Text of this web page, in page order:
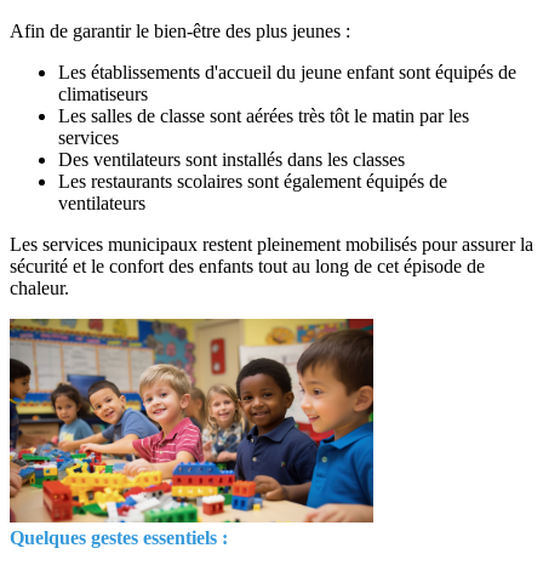
Afin de garantir le bien-être des plus jeunes :
Les établissements d'accueil du jeune enfant sont équipés de
climatiseurs
Les salles de classe sont aérées très tôt le matin par les
services
Des ventilateurs sont installés dans les classes
Les restaurants scolaires sont également équipés de
ventilateurs
Les services municipaux restent pleinement mobilisés pour assurer la
sécurité et le confort des enfants tout au long de cet épisode de
chaleur.
Quelques gestes essentiels :